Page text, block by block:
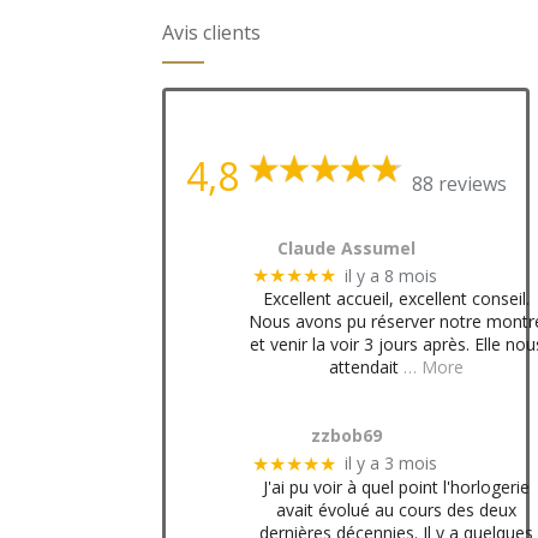
Avis clients
4,8 88 reviews
Claude Assumel
★★★★★ il y a 8 mois
Excellent accueil, excellent conseil.
Nous avons pu réserver notre
et venir la voir 3 jours après. Elle
attendait … More
zzbob69
★★★★★ il y a 3 mois
J'ai pu voir à quel point l'horlogerie
avait évolué au cours des deux
dernières décennies. Il y a quelques